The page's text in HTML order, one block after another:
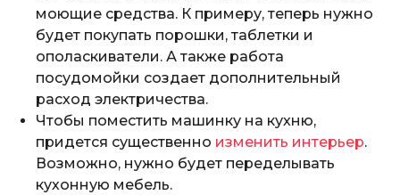
моющие средства. К примеру, теперь нужно
будет покупать порошки, таблетки и
ополаскиватели. А также работа
посудомойки создает дополнительный
расход электричества.
Чтобы поместить машинку на кухню,
придется существенно изменить интерьер.
Возможно, нужно будет переделывать
кухонную мебель.